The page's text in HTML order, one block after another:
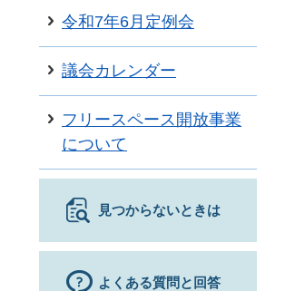
令和7年6月定例会
議会カレンダー
フリースペース開放事業
について
見つからないときは
よくある質問と回答